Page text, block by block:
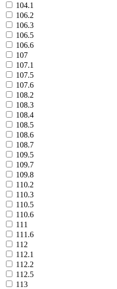
104.1
106.2
106.3
106.5
106.6
107
107.1
107.5
107.6
108.2
108.3
108.4
108.5
108.6
108.7
109.5
109.7
109.8
110.2
110.3
110.5
110.6
111
111.6
112
112.1
112.2
112.5
113